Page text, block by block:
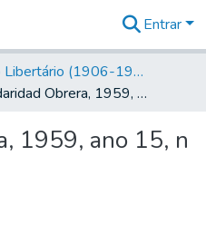
na
Entrar
Canto Libertário (1906-1995)
Solidaridad Obrera, 1959, ano 15, n 746
1959, ano 15, n